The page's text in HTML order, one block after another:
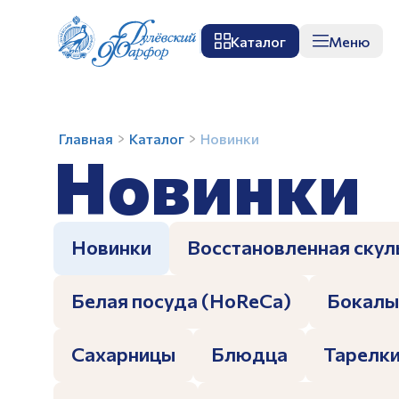
Каталог Меню
НовинкиГлавная Каталог Новинки
Новинки
Новинки Восстановленная
Белая посуда (HoReCa) Бокалы
Сахарницы Блюдца Тарелки